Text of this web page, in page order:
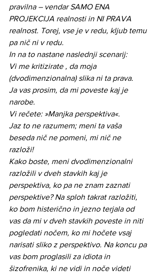
pravilna – vendar SAMO ENA
PROJEKCIJA realnosti in NI PRAVA
realnost. Torej, vse je v redu, kljub temu
pa nič ni v redu.
In na to nastane naslednji scenarij:
Vi me kritizirate , da moja
(dvodimenzionalna) slika ni ta prava.
Ja vas prosim, da mi poveste kaj je
narobe.
Vi rečete: »Manjka perspektiva«.
Jaz to ne razumem; meni ta vaša
beseda nič ne pomeni, mi nič ne
razloži!
Kako boste, meni dvodimenzionalni
razložili v dveh stavkih kaj je
perspektiva, ko pa ne znam zaznati
perspektive? Na sploh takrat razložiti,
ko bom histerično in jezno terjala od
vas da mi v dveh stavkih poveste in niti
pogledati nočem, ko mi hočete vsaj
narisati sliko z perspektivo. Na koncu pa
vas bom proglasili za idiota in
šizofrenika, ki ne vidi in noče videti